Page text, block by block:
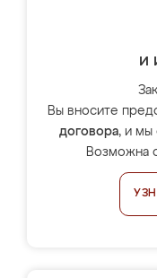
и
Вы вносите
договора, и мы
Возможна